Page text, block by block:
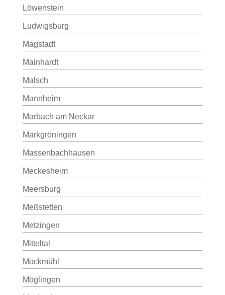
Löwenstein
Ludwigsburg
Magstadt
Mainhardt
Malsch
Mannheim
Marbach am Neckar
Markgröningen
Massenbachhausen
Meckesheim
Meersburg
Meßstetten
Metzingen
Mitteltal
Möckmühl
Möglingen